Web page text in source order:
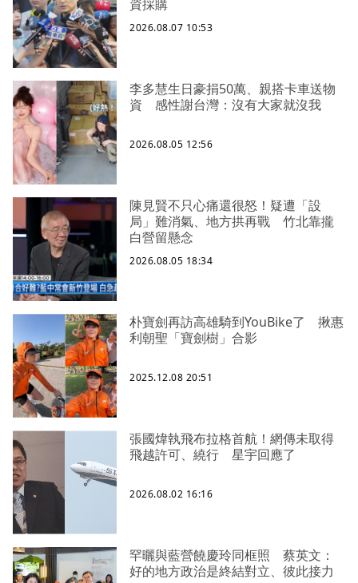
資採購
2026.08.07 10:53
李多慧生日豪捐50萬、親搭卡車送物
資 感性謝台灣：沒有大家就沒我
2026.08.05 12:56
陳見賢不只心痛還很怒！疑遭「設
局」難消氣、地方拱再戰 竹北靠攏
白營留懸念
2026.08.05 18:34
朴寶劍再訪高雄騎到YouBike了 揪惠
利朝聖「寶劍樹」合影
2025.12.08 20:51
張國煒執飛布拉格首航！網傳未取得
飛越許可、繞行 星宇回應了
2026.08.02 16:16
罕曬與藍營饒慶玲同框照 蔡英文：
好的地方政治是終結對立、彼此接力